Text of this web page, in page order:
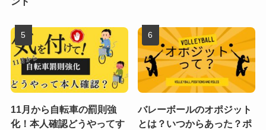
11月から自転車の罰則強
化！本人確認どうやってす
バレーボールのオポジット
とは？いつからあった？ポ